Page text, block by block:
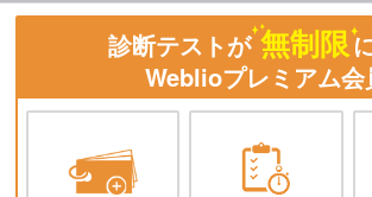
診断テストが 無制限
Weblioプレミアム会